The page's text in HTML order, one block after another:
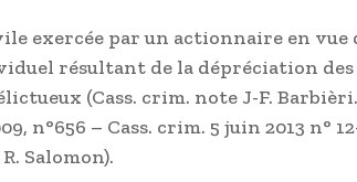
exercée par un actionnaire en vue
résultant de la dépréciation
(Cass. crim. note J-F. Barbièri.
n°656 – Cass. crim. 5 juin 2013 n°
Salomon).